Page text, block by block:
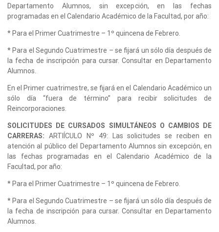
Departamento Alumnos, sin excepción, en las fechas
programadas en el Calendario Académico de la Facultad, por año:
* Para el Primer Cuatrimestre – 1º quincena de Febrero.
* Para el Segundo Cuatrimestre – se fijará un sólo día después de
la fecha de inscripción para cursar. Consultar en Departamento
Alumnos.
En el Primer cuatrimestre, se fijará en el Calendario Académico un
sólo día “fuera de término” para recibir solicitudes de
Reincorporaciones.
SOLICITUDES DE CURSADOS SIMULTÁNEOS O CAMBIOS DE
CARRERAS: ARTIÍCULO Nº 49: Las solicitudes se reciben en
atención al público del Departamento Alumnos sin excepción, en
las fechas programadas en el Calendario Académico de la
Facultad, por año:
* Para el Primer Cuatrimestre – 1º quincena de Febrero.
* Para el Segundo Cuatrimestre – se fijará un sólo día después de
la fecha de inscripción para cursar. Consultar en Departamento
Alumnos.